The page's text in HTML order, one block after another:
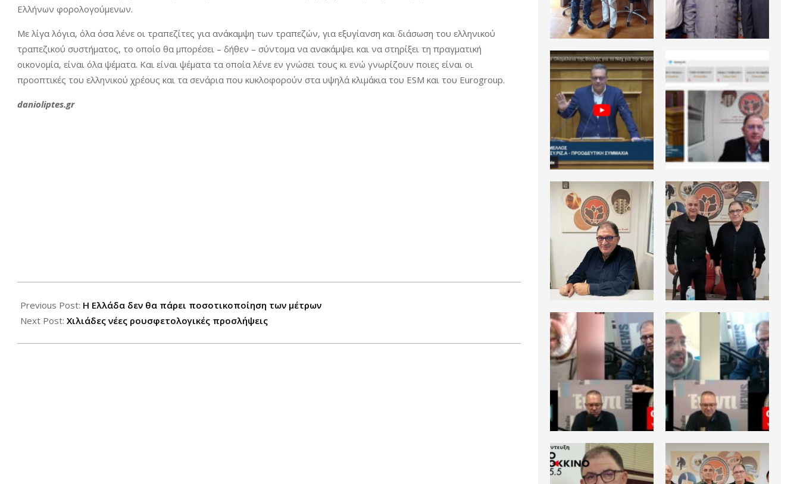
Ελλήνων φορολογούμενων.
Με λίγα λόγια, όλα όσα λένε οι τραπεζίτες για ανάκαμψη των τραπεζών, για εξυγίανση και διάσωση του ελληνικού
τραπεζικού συστήματος, το οποίο θα μπορέσει – δήθεν – σύντομα να ανακάμψει και να στηρίξει τη πραγματική
οικονομία, είναι όλα ψέματα. Και είναι ψέματα τα οποία λένε εν γνώσει τους κι ενώ γνωρίζουν ποιες είναι οι
προοπτικές του ελληνικού χρέους και τα σενάρια που κυκλοφορούν στα υψηλά κλιμάκια του ESM και του Eurogroup.
danioliptes.gr
05-
25
Previous Post: Η Ελλάδα δεν θα πάρει ποσοτικοποίηση των μέτρων
Next Post: Χιλιάδες νέες ρουσφετολογικές προσλήψεις